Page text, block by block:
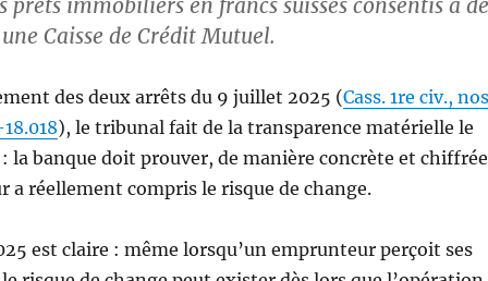
prêts immobiliers en francs suisses consentis à
Caisse de Crédit Mutuel.
des deux arrêts du 9 juillet 2025 (Cass. 1re civ., nos
), le tribunal fait de la transparence matérielle le
la banque doit prouver, de manière concrète et
a réellement compris le risque de change.
est claire : même lorsqu’un emprunteur perçoit ses